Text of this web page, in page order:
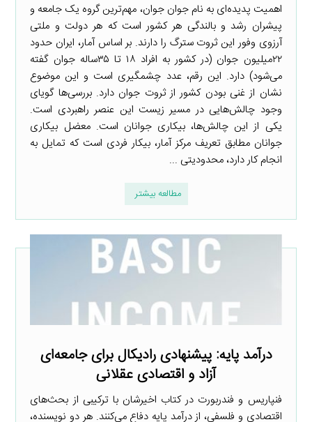
اهمیت پدیده‌ای به نام جوان جوان، مهم‌ترین گروه یک جامعه و
پیشران رشد و بالندگی هر کشور است که هر دولت و ملتی
آرزوی وفور این ثروت سترگ را دارند. بر اساس آمار، ایران حدود
۲۲میلیون جوان (در کشور به افراد ۱۸ تا ۳۵ساله جوان گفته
می‌شود) دارد. این رقم، عدد چشمگیری است و این موضوع
نشان از غنی بودن کشور از ثروت جوان دارد. بررسی‌ها گویای
وجود چالش‌هایی در مسیر زیست این عنصر راهبردی است.
یکی از این چالش‌ها، بیکاری جوانان است. معضل بیکاری
جوانان مطابق تعریف مرکز آمار، بیکار فردی است که تمایل به
انجام کار دارد، محدودیتی ...
مطالعه بیشتر
درآمد پایه: پیشنهادی رادیکال برای جامعه­‌ای
آزاد و اقتصادی عقلانی
فن­پاریس و فن­دربورت در کتاب اخیرشان با ترکیبی از بحث­‌های
اقتصادی و فلسفی، از درآمد پایه دفاع می­‌کنند. هر دو نویسنده،